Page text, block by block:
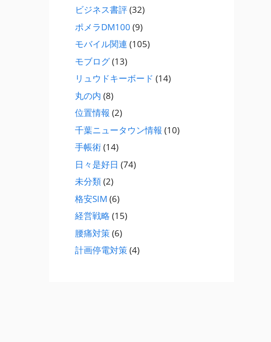
ビジネス書評(32)
ポメラDM100 (9)
モバイル関連 (105)
モブログ(13)
リュウドキーボード (14)
丸の内 (8)
位置情報 (2)
千葉ニュータウン情報 (10)
手帳術(14)
日々是好日 (74)
未分類(2)
格安SIM (6)
経営戦略 (15)
腰痛対策 (6)
計画停電対策 (4)